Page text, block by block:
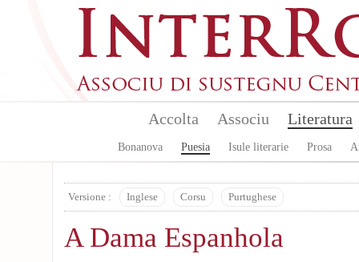
Accolta Associu Literatura
Bonanova Puesia Isule literarie Prosa
Versione : Inglese Corsu Purtughese
A Dama Espanhola